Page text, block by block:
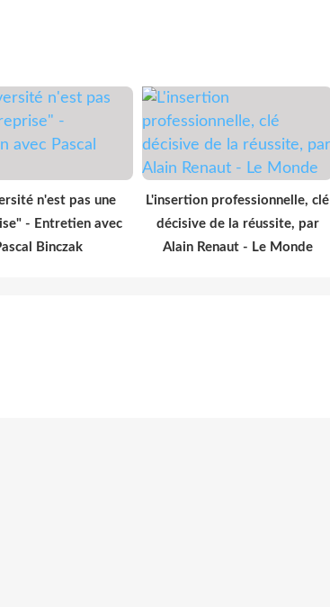
n'est pas une
- Entretien avec
Binczak
L'insertion professionnelle, clé
décisive de la réussite, par
Alain Renaut - Le Monde